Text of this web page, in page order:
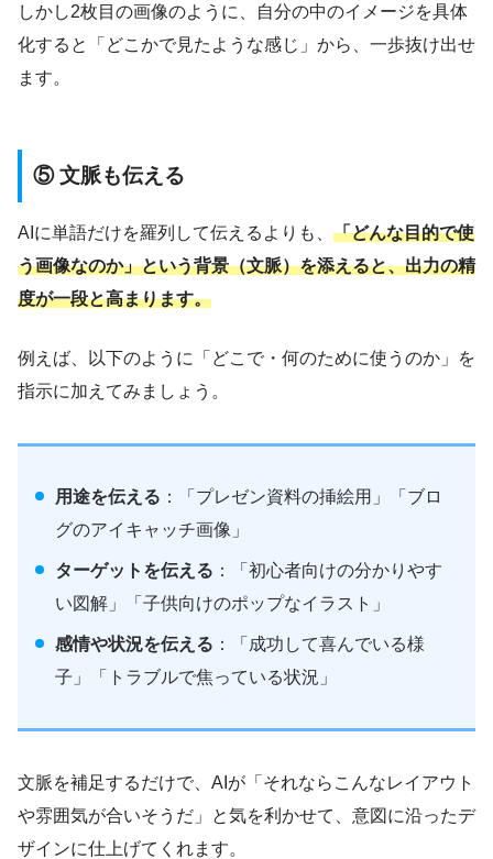
しかし2枚目の画像のように、自分の中のイメージを具体
化すると「どこかで見たような感じ」から、一歩抜け出せ
ます。
⑤ 文脈も伝える
AIに単語だけを羅列して伝えるよりも、 「どんな目的で使
う画像なのか」という背景（文脈）を添えると、出力の精
度が一段と高まります。
例えば、以下のように「どこで・何のために使うのか」を
指示に加えてみましょう。
用途を伝える ：「プレゼン資料の挿絵用」「ブロ
グのアイキャッチ画像」
ターゲットを伝える ：「初心者向けの分かりやす
い図解」「子供向けのポップなイラスト」
感情や状況を伝える ：「成功して喜んでいる様
子」「トラブルで焦っている状況」
文脈を補足するだけで、AIが「それならこんなレイアウト
や雰囲気が合いそうだ」と気を利かせて、意図に沿ったデ
ザインに仕上げてくれます。